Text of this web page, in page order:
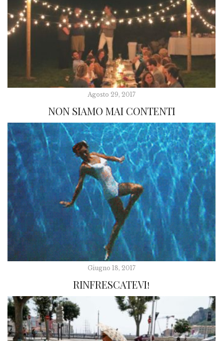
Agosto 29, 2017
NON SIAMO MAI CONTENTI
Giugno 18, 2017
RINFRESCATEVI!